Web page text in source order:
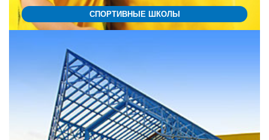
СПОРТИВНЫЕ ШКОЛЫ